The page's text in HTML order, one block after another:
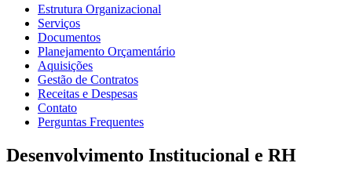
Estrutura Organizacional
Serviços
Documentos
Planejamento Orçamentário
Aquisições
Gestão de Contratos
Receitas e Despesas
Contato
Perguntas Frequentes
Desenvolvimento Institucional e RH